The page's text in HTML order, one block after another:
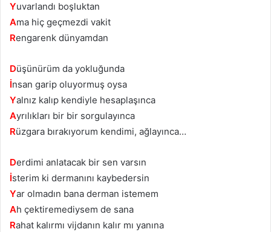
Yuvarlandı boşluktan
Ama hiç geçmezdi vakit
Rengarenk dünyamdan
Düşünürüm da yokluğunda
İnsan garip oluyormuş oysa
Yalnız kalıp kendiyle hesaplaşınca
Ayrılıkları bir bir sorgulayınca
Rüzgara bırakıyorum kendimi, ağlayınca…
Derdimi anlatacak bir sen varsın
İsterim ki dermanını kaybedersin
Yar olmadın bana derman istemem
Ah çektiremediysem de sana
Rahat kalırmı vijdanın kalır mı yanına